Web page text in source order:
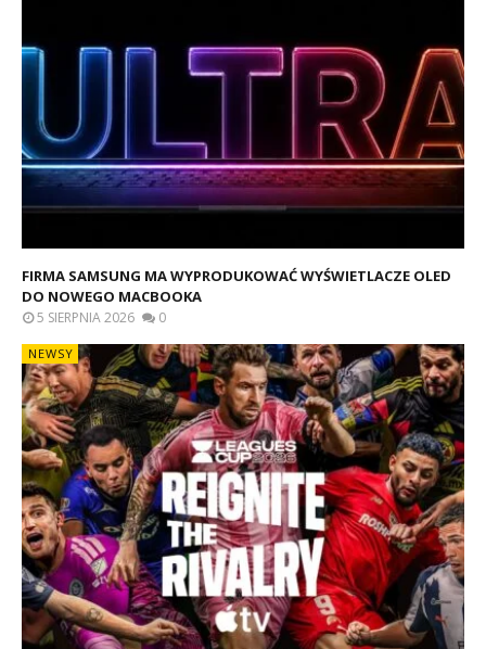
FIRMA SAMSUNG MA WYPRODUKOWAĆ WYŚWIETLACZE OLED
DO NOWEGO MACBOOKA
5 SIERPNIA 2026 0
NEWSY